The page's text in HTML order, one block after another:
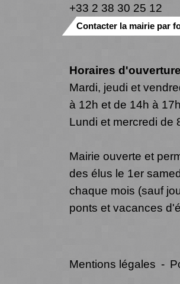
+33 2 38 30 25 12
Contacter la mairie par
Horaires d'ouverture
Mardi, jeudi et
à 12h et de 14h à
Lundi et mercredi de
Mairie ouverte et
des élus le 1er
chaque mois (sauf
ponts et vacances
Mentions légales -